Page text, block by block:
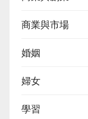
商業與市場
婚姻
婦女
學習